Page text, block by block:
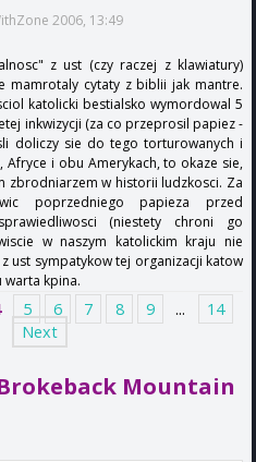
2006, 13:49
z ust (czy raczej z klawiatury)
mamrotaly cytaty z biblii jak mantre.
katolicki bestialsko wymordowal 5
inkwizycji (za co przeprosil papiez -
doliczy sie do tego torturowanych i
Afryce i obu Amerykach, to okaze sie,
zbrodniarzem w historii ludzkosci. Za
poprzedniego papieza przed
(niestety chroni go
w naszym katolickim kraju nie
ust sympatykow tej organizacji katow
kpina.
5 6 7 8 9 ...
14
Next
Mountain